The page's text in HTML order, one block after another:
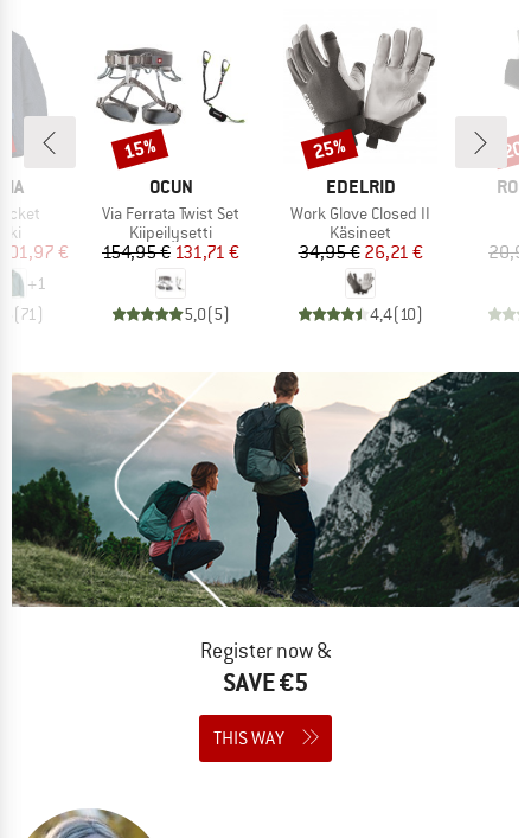
hinta
101,97 €
+1
(71)
MERKKI
OCUN
Tuote
Via Ferrata Twist Set
Tuoteryhmä
Kiipeilysetti
Hinta
154,95 €Alennettu hinta
131,71 €
5,0(5)
Alennus
15%
MERKKI
EDELRID
Tuote
Work Glove Closed II
Tuoteryhmä
Käsineet
Hinta
34,95 €Alennettu hinta
26,21 €
4,4(10)
Alennus
25%
Register now &
SAVE €5
THIS WAY